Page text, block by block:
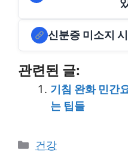
신분증 미소지
관련된 글:
기침 완화 민간
는 팁들
Categories
건강